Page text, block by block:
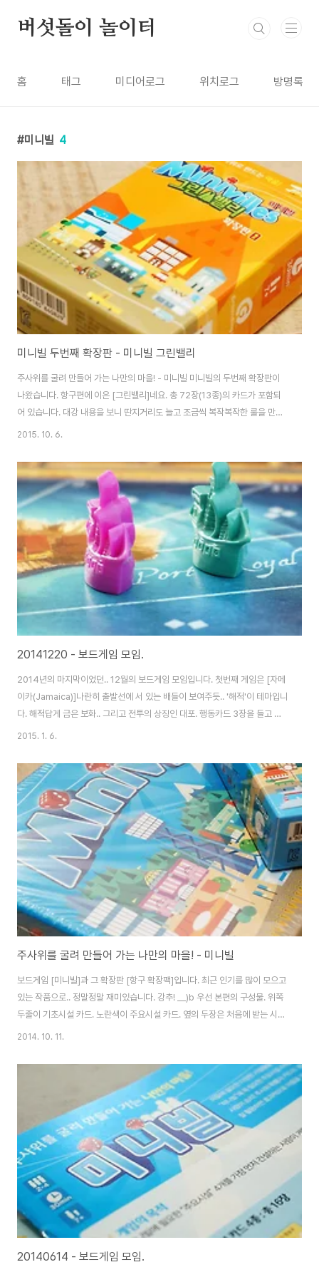
버섯돌이 놀이터
홈 태그 미디어로그 위치로그 방명록
미니빌 4
미니빌 두번째 확장판 - 미니빌 그린밸리
주사위를 굴려 만들어 가는 나만의 마을! - 미니빌 미니빌의 두번째 확장판이
나왔습니다. 항구편에 이은 [그린밸리]네요. 총 72장(13종)의 카드가 포함되
어 있습니다. 대강 내용을 보니 딴지거리도 늘고 조금씩 복작복작한 룰을 만들
어내는 카드들이 추가되었네요. 본편만 즐길지, 어느 확장팩을 포함해서 즐길
의 카드가 섞이다보니 정리하기 어렵기도 하죠. 근데 미니빌 카드에는 작은 센
스가 있습니다. 카드 상단 주사위 그림 위에 보이는 별표시. 저게 바로 카드를
구분짓는 열쇠! 아무 표시가 없는게 본편, 별 하나짜리가 항구편, 별 두개짜리가
그린밸리입니다. ^^카드가 섞여도 사실 별 걱정이 없겠죠? 카드가 늘어남에 따
라 미니빌 수입사..
2015. 10. 6.
20141220 - 보드게임 모임.
2014년의 마지막이었던.. 12월의 보드게임 모임입니다. 첫번째 게임은 [자메
이카(Jamaica)]나란히 출발선에 서 있는 배들이 보여주듯.. '해적'이 테마입니
다. 해적답게 금은 보화.. 그리고 전투의 상징인 대포. 행동카드 3장을 들고 그
중 한장을 선택해 플레이하는 방식입니다. 중앙의 그림은 그냥 일러. 상단 좌우
적(상대)를 만나면 전투도 벌이곤 하죠. ㅎㅎ 전체적인 모습은 이러합니다. 두
개의 숫자 주사위를 이용하고. 특수 주사위 한개는 전투에 사용됩니다. 빨리 돌
아서 한명이 골라인까지 도착하면 게임이 끝납니다. 높은 점수를 얻는 사람이
승자. (1등으로 돈다고 승리는 아닙니다.) 제 창고는 풍족했고.. 높은 보너스 ..
2015. 1. 6.
주사위를 굴려 만들어 가는 나만의 마을! - 미니빌
보드게임 [미니빌]과 그 확장판 [항구 확장팩]입니다. 최근 인기를 많이 모으고
있는 작품으로.. 정말정말 재미있습니다. 강추! __)b 우선 본편의 구성물. 위쪽
두줄이 기초시설 카드. 노란색이 주요시설 카드. 옆의 두장은 처음에 받는 시작
카드입니다. 기초시설 카드를 통해 돈을 불려서 주요시설 카드 4장을 모두 건
있는 게임입니다. 포함된 돈과 주사위. 기본적으로 주사위 게임이다보니 주사
위 운빨이 좀 필요하긴 합니다. ㅋ 요건 항구 확장팩 카드. 주요시설 카드 3장과
여러장의 기초시설 카드들이 추가됩니다. 본편만으로도 재미있지만.. 확장팩이
추가되고 나면 더 많은 작전들이 활용 가능해집니다. 이게 생산 트리를 잘 타야
하는 게임..
2014. 10. 11.
20140614 - 보드게임 모임.